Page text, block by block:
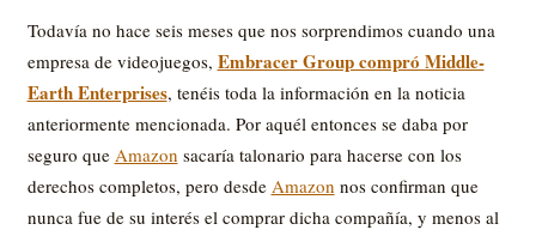
Todavía no hace seis meses que nos sorprendimos cuando una
empresa de videojuegos, Embracer Group compró Middle-
Earth Enterprises, tenéis toda la información en la noticia
anteriormente mencionada. Por aquél entonces se daba por
seguro que Amazon sacaría talonario para hacerse con los
derechos completos, pero desde Amazon nos confirman que
nunca fue de su interés el comprar dicha compañía, y menos al